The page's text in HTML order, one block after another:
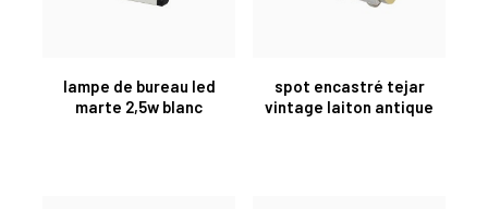
lampe de bureau led
marte 2,5w blanc
spot encastré tejar
vintage laiton antique